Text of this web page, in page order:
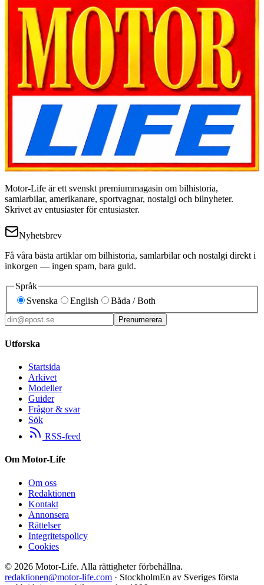
Motor-Life är ett svenskt premiummagasin om bilhistoria,
samlarbilar, amerikanare, sportvagnar, nostalgi och bilnyheter.
Skrivet av entusiaster för entusiaster.
Nyhetsbrev
Få våra bästa artiklar om bilhistoria, samlarbilar och nostalgi direkt i
inkorgen — ingen spam, bara guld.
Språk
Svenska
English Båda / Both
Prenumerera
Utforska
Startsida
Arkivet
Modeller
Guider
Frågor & svar
Sök
RSS-feed
Om Motor-Life
Om oss
Redaktionen
Kontakt
Annonsera
Rättelser
Integritetspolicy
Cookies
© 2026 Motor-Life. Alla rättigheter förbehållna.
redaktionen@motor-life.com · StockholmEn av Sveriges första